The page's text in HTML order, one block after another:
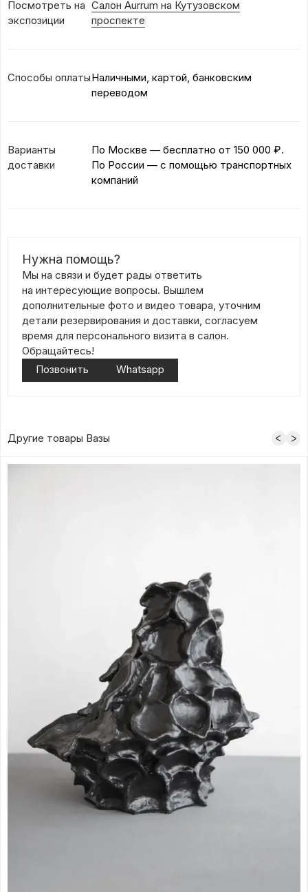
Посмотреть на
экспозиции
Салон Aurrum на Кутузовском
проспекте
Способы оплатыНаличными, картой, банковским
переводом
Варианты
доставки
По Москве — бесплатно от 150 000 ₽.
По России — с помощью транспортных
компаний
Нужна помощь?
Мы на связи и будет рады ответить
на интересующие вопросы. Вышлем
дополнительные фото и видео товара, уточним
детали резервирования и доставки, согласуем
время для персонального визита в салон.
Обращайтесь!
Позвонить
Whatsapp
Другие товары Вазы